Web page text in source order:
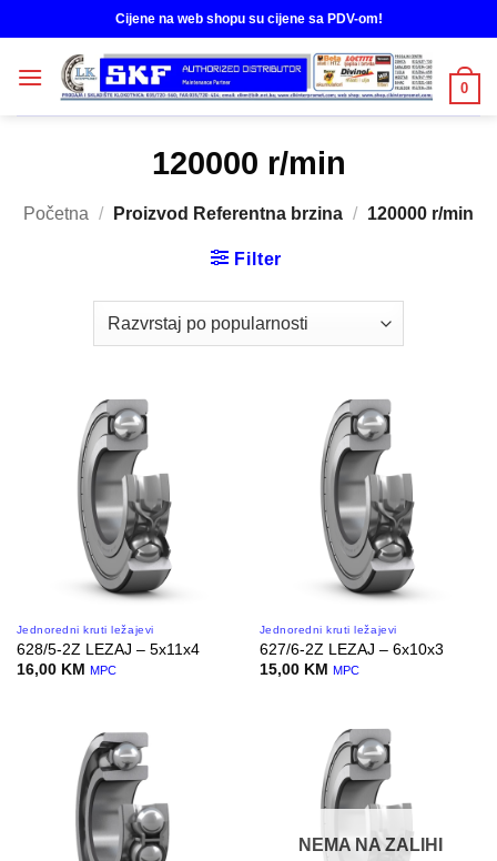
to
content
Cijene na web shopu su cijene sa PDV-om!
0
120000 r/min
Početna / Proizvod Referentna brzina / 120000 r/min
Filter
Jednoredni kruti ležajevi
628/5-2Z LEZAJ – 5x11x4
16,00 KM MPC
Jednoredni kruti ležajevi
627/6-2Z LEZAJ – 6x10x3
15,00 KM MPC
NEMA NA ZALIHI